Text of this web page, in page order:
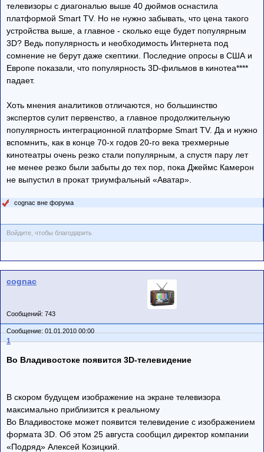
телевизоры с диагональю выше 40 дюймов оснастила
платформой Smart TV. Но не нужно забывать, что цена такого
устройства выше, а главное - сколько еще будет популярным
3D? Ведь популярность и необходимость Интернета под
сомнение не берут даже скептики. Последние опросы в США и
Европе показали, что популярность 3D-фильмов в кинотеа****
падает.
Хоть мнения аналитиков отличаются, но большинство
экспертов сулит первенство, а главное продолжительную
популярность интеграционной платформе Smart TV. Да и нужно
вспомнить, как в конце 70-х годов 20-го века трехмерные
кинотеатры очень резко стали популярным, а спустя пару лет
не менее резко были забыты до тех пор, пока Джеймс Камерон
не выпустил в прокат триумфальный «Аватар».
cognac вне форума
Войдите, чтобы благодарить
cognac
Сообщений: 743
Сообщение: 01.01.2010 00:00
1
Во Владивостоке появится 3D-телевидение
В скором будущем изображение на экране телевизора
максимально приблизится к реальному
Во Владивостоке может появится телевидение с изображением
формата 3D. Об этом 25 августа сообщил директор компании
«Подряд» Алексей Козицкий.